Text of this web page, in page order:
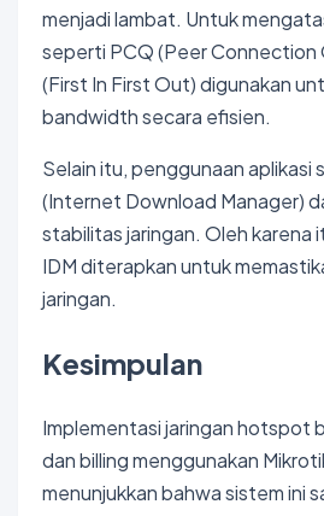
menjadi lambat. Untuk
seperti PCQ (Peer Connection
(First In First Out) digunakan
bandwidth secara efisien.
Selain itu, penggunaan aplikasi
(Internet Download Manager)
stabilitas jaringan. Oleh karena
IDM diterapkan untuk
jaringan.
Kesimpulan
Implementasi jaringan hotspot
dan billing menggunakan
menunjukkan bahwa sistem ini